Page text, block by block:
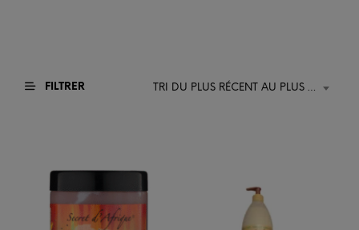
FILTRER TRI DU PLUS RÉCENT AU PLUS ANCIEN